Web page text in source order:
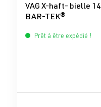
VAG X-haft- bielle
BAR-TEK®
Prêt à être expédié !